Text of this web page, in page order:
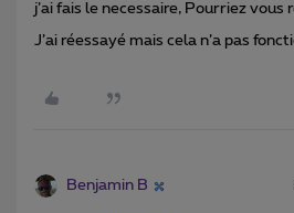
j’ai fais le necessaire, Pourriez vous
J’ai réessayé mais cela n’a pas
Benjamin B